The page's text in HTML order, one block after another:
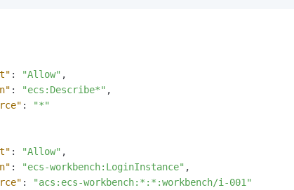
: "Allow" ,
: "ecs:Describe*" ,
:
"*"
: "Allow" ,
: "ecs-workbench:LoginInstance" ,
:
"acs:ecs-workbench:*:*:workbench/i-001"